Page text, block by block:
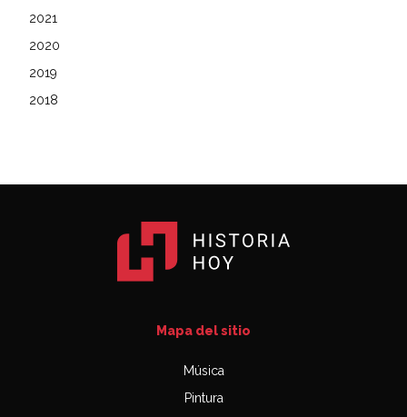
2021
2020
2019
2018
Mapa del sitio
Música
Pintura